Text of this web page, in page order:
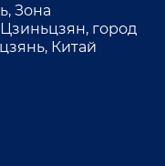
Зона
город
Китай